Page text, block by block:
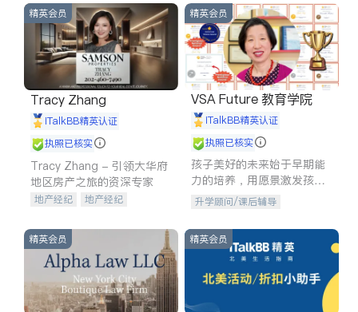
精英会员
Tracy Zhang
iTalkBB精英认证
执照已核实
Tracy Zhang - 引领大华府
地区房产之旅的资深专家
地产经纪
地产经纪
商铺租售
精英会员
VSA Future 教育学院
iTalkBB精英认证
执照已核实
孩子美好的未来始于早期能
力的培养，用愿景激发孩子
的学习潜力和动力。理念：
拥有成长型心态是成功的基
石。
升学顾问/课后辅导
精英会员 精英会员